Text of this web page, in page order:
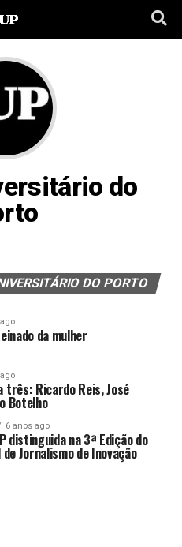
do
DO PORTO
da mulher
três: Ricardo Reis, José
Botelho
6 anos ago
distinguida na 3ª Edição do
Jornalismo de Inovação